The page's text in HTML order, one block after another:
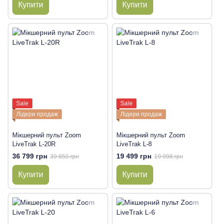
Купити Купити
Sale
Лідери продаж
Мікшерний пульт Zoom
LiveTrak L-20R
36 799 грн 39 850 грн
Купити
Sale
Лідери продаж
Мікшерний пульт Zoom
LiveTrak L-8
19 499 грн 19 998 грн
Купити